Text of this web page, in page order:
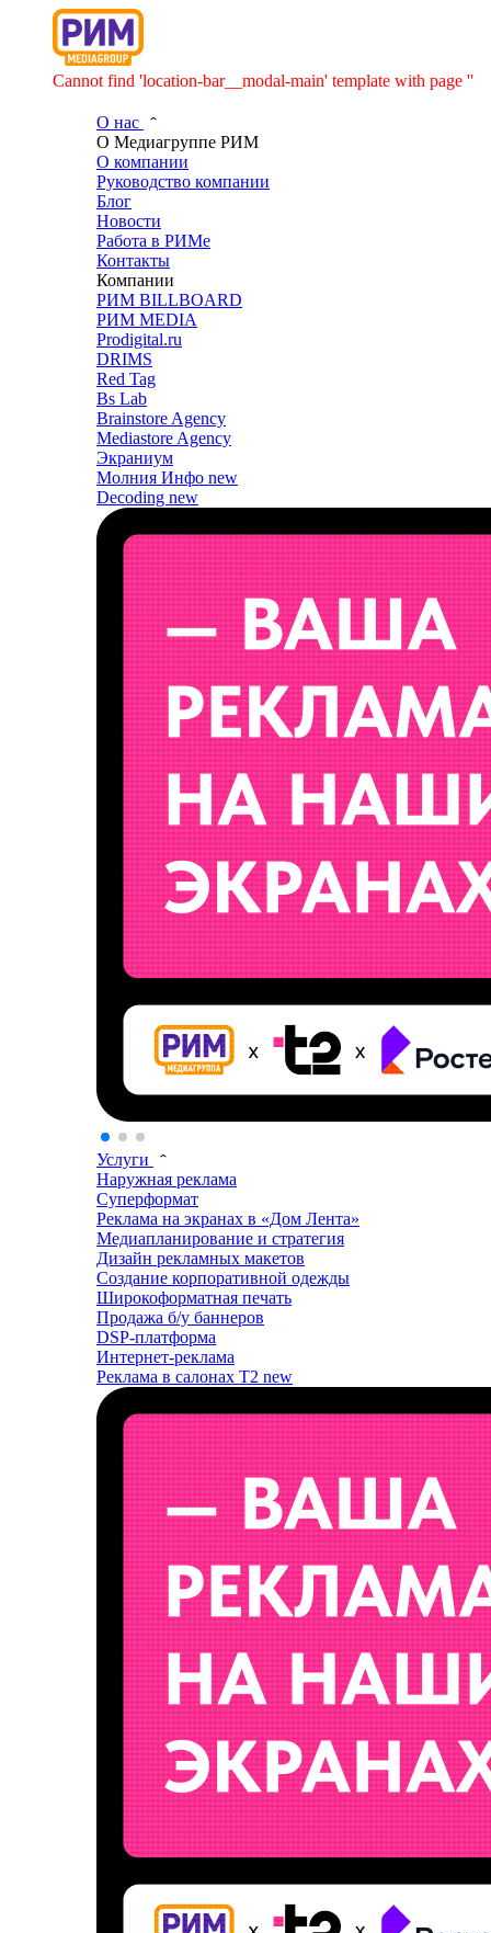
Cannot find 'location-bar__modal-main' template with page ''
О нас
О Медиагруппе РИМ
О компании
Руководство компании
Блог
Новости
Работа в РИМе
Контакты
Компании
РИМ BILLBOARD
РИМ MEDIA
Prodigital.ru
DRIMS
Red Tag
Bs Lab
Brainstore Agency
Mediastore Agency
Экраниум
Молния Инфо new
Decoding new
Услуги
Наружная реклама
Суперформат
Реклама на экранах в «Дом Лента»
Медиапланирование и стратегия
Дизайн рекламных макетов
Создание корпоративной одежды
Широкоформатная печать
Продажа б/у баннеров
DSP-платформа
Интернет-реклама
Реклама в салонах T2 new